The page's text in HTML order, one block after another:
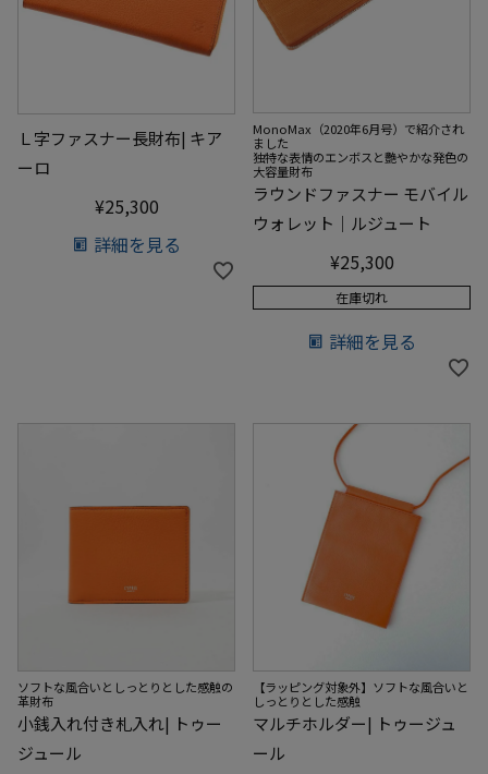
Ｌ字ファスナー長財布| キア
ーロ
¥25,300
詳細を見る
MonoMax（2020年6月号）で紹介され
ました
独特な表情のエンボスと艷やかな発色の
大容量財布
ラウンドファスナー モバイル
ウォレット｜ルジュート
¥25,300
在庫切れ
詳細を見る
ソフトな風合いとしっとりとした感触の
革財布
小銭入れ付き札入れ| トゥー
ジュール
【ラッピング対象外】ソフトな風合いと
しっとりとした感触
マルチホルダー| トゥージュ
ール